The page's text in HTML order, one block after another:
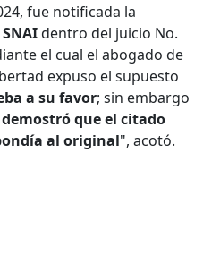
fue notificada la
dentro del juicio No.
el cual el abogado de
expuso el supuesto
a su favor; sin embargo
demostró que el citado
al original", acotó.